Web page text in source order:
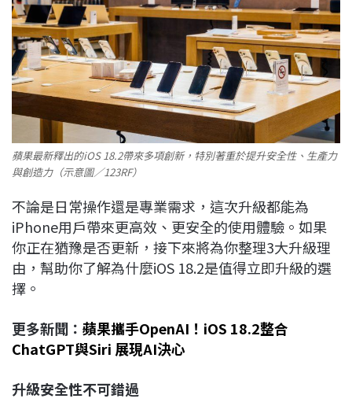
蘋果最新釋出的iOS 18.2帶來多項創新，特別著重於提升安全性、生產力
與創造力（示意圖／123RF）
不論是日常操作還是專業需求，這次升級都能為
iPhone用戶帶來更高效、更安全的使用體驗。如果
你正在猶豫是否更新，接下來將為你整理3大升級理
由，幫助你了解為什麼iOS 18.2是值得立即升級的選
擇。
更多新聞： 蘋果攜手OpenAI！iOS 18.2整合
ChatGPT與Siri 展現AI決心
升級安全性不可錯過